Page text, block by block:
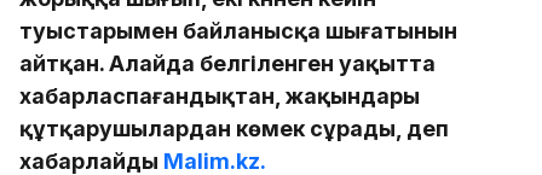
туыстарымен байланысқа шығатынын
айтқан. Алайда белгіленген уақытта
хабарласпағандықтан, жақындары
құтқарушылардан көмек сұрады, деп
хабарлайды Malim.kz.